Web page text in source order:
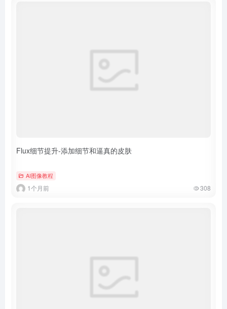
Flux细节提升-添加细节和逼真的皮肤
AI图像教程
1个月前 308